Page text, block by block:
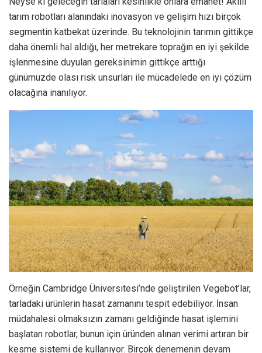
Örneğin Cambridge Üniversitesi’nde geliştirilen Vegebot’lar,
tarladaki ürünlerin hasat zamanını tespit edebiliyor. İnsan
müdahalesi olmaksızın zamanı geldiğinde hasat işlemini
başlatan robotlar, bunun için üründen alınan verimi artıran bir
kesme sistemi de kullanıyor. Birçok denemenin devam
ettiği akıllı tarım robotları alanının 2021’in yükselen
teknolojileri arasında konumlanacağına duyulan inanç bir
hayli fazla.
Teknolojide hız kavramı günümüzde olağanüstü seviyelere
ulaşmış durumda, üstelik dur durak bilmeden tam gaz
devam ediyor.
Anahtar kelime: İnovasyon